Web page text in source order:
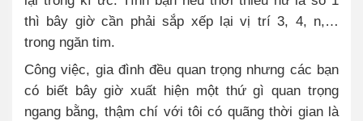
thì bây giờ cần phải sắp xếp lại vị trí 3, 4, n,…
trong ngăn tim.
Công việc, gia đình đều quan trọng nhưng các bạn
có biết bây giờ xuất hiện một thứ gì quan trọng
ngang bằng, thậm chí với tôi có quãng thời gian là